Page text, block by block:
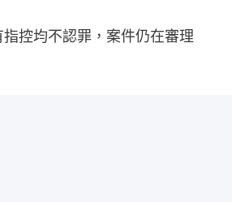
控均不認罪，案件仍在審理